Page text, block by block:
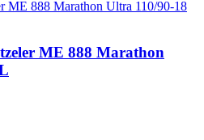
ME 888 Marathon